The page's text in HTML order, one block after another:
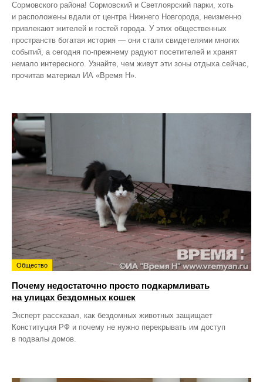
Сормовского района! Сормовский и Светлоярский парки, хоть
и расположены вдали от центра Нижнего Новгорода, неизменно
привлекают жителей и гостей города. У этих общественных
пространств богатая история — они стали свидетелями многих
событий, а сегодня по‑прежнему радуют посетителей и хранят
немало интересного. Узнайте, чем живут эти зоны отдыха сейчас,
прочитав материал ИА «Время Н».
Общество
Почему недостаточно просто подкармливать
на улицах бездомных кошек
Эксперт рассказал, как бездомных животных защищает
Конституция РФ и почему не нужно перекрывать им доступ
в подвалы домов.